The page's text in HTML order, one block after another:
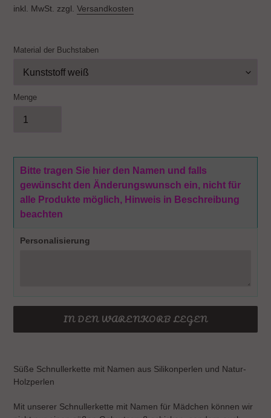
Preis
inkl. MwSt. zzgl. Versandkosten
Material der Buchstaben
Menge
Bitte tragen Sie hier den Namen und falls
gewünscht den Änderungswunsch ein, nicht für
alle Produkte möglich, Hinweis in Beschreibung
beachten
Personalisierung
IN DEN WARENKORB LEGEN
Warenkorb
hinzugefügt
Süße Schnullerkette mit Namen aus Silikonperlen und Natur-
Holzperlen
Mit unserer Schnullerkette mit Namen für Mädchen können wir